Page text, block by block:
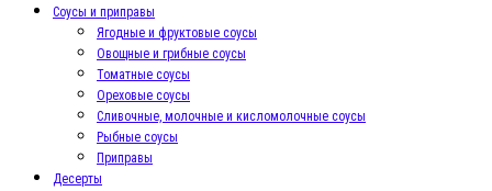
Соусы и приправы
Ягодные и фруктовые соусы
Овощные и грибные соусы
Томатные соусы
Ореховые соусы
Сливочные, молочные и кисломолочные соусы
Рыбные соусы
Приправы
Десерты